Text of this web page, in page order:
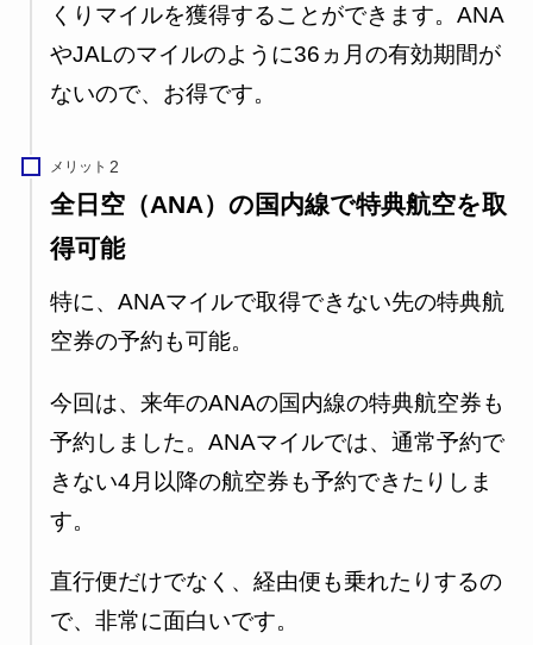
くりマイルを獲得することができます。ANA
やJALのマイルのように36ヵ月の有効期間が
ないので、お得です。
メリット
全日空（ANA）の国内線で特典航空を取
得可能
特に、ANAマイルで取得できない先の特典航
空券の予約も可能。
今回は、来年のANAの国内線の特典航空券も
予約しました。ANAマイルでは、通常予約で
きない4月以降の航空券も予約できたりしま
す。
直行便だけでなく、経由便も乗れたりするの
で、非常に面白いです。